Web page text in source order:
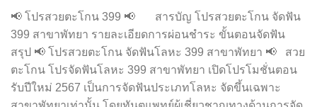
📢 โปรสวยตะโกน 399 📢 สารบัญ โปรสวยตะโกน จัดฟัน
399 สาขาพัทยา รายละเอียดการผ่อนชำระ ขั้นตอนจัดฟัน
สรุป 📢 โปรสวยตะโกน จัดฟันโลหะ 399 สาขาพัทยา 📢 สวย
ตะโกน โปรจัดฟันโลหะ 399 สาขาพัทยา เปิดโปรโมชั่นตอน
รับปีใหม่ 2567 เป็นการจัดฟันประเภทโลหะ จัดขึ้นเฉพาะ